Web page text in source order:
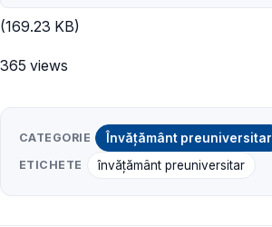
(169.23 KB)
365 views
CATEGORIE Învățământ preuniversitar
ETICHETE învățământ preuniversitar